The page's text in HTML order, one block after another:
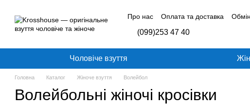
Про нас
Оплата та доставка
Відгуки про магазин
(099)253 47 40
Чоловіче взуття
Головна Каталог Жіноче взуття Волейбол
Волейбольні жіночі кросівки